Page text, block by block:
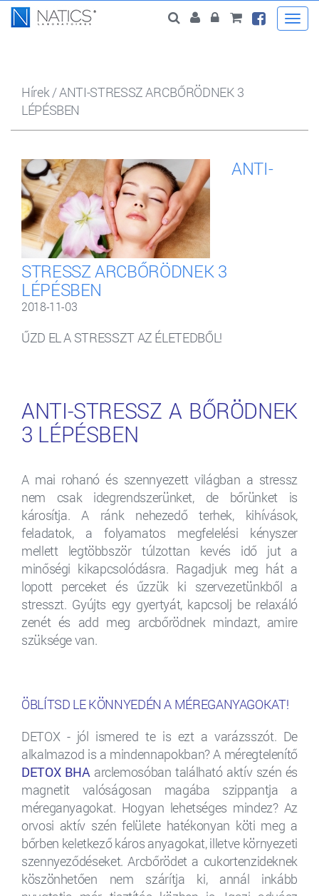
Hírek/ANTI-STRESSZ ARCBŐRÖDNEK 3
LÉPÉSBEN
ANTI-
STRESSZ ARCBŐRÖDNEK 3
LÉPÉSBEN
2018-11-03
ŰZD EL A STRESSZT AZ ÉLETEDBŐL!
ANTI-STRESSZ A BŐRÖDNEK
3 LÉPÉSBEN
A mai rohanó és szennyezett világban a stressz
nem csak idegrendszerünket, de bőrünket is
károsítja. A ránk nehezedő terhek, kihívások,
feladatok, a folyamatos megfelelési kényszer
mellett legtöbbször túlzottan kevés idő jut a
minőségi kikapcsolódásra. Ragadjuk meg hát a
lopott perceket és űzzük ki szervezetünkből a
stresszt. Gyújts egy gyertyát, kapcsolj be relaxáló
zenét és add meg arcbőrödnek mindazt, amire
szüksége van.
ÖBLÍTSD LE KÖNNYEDÉN A MÉREGANYAGOKAT!
DETOX - jól ismered te is ezt a varázsszót. De
alkalmazod is a mindennapokban? A méregtelenítő
DETOX BHAarclemosóban található aktív szén és
magnetit valóságosan magába szippantja a
méreganyagokat. Hogyan lehetséges mindez? Az
orvosi aktív szén felülete hatékonyan köti meg a
bőrben keletkező káros anyagokat, illetve környezeti
szennyeződéseket. Arcbőrödet a cukortenzideknek
köszönhetően nem szárítja ki, annál inkább